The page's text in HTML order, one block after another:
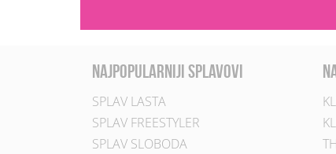
najpopularniji splavovi
SPLAV LASTA
SPLAV FREESTYLER
SPLAV SLOBODA